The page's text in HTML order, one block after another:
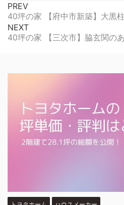
PREV
40坪の家 【府中市新築】大黒
NEXT
40坪の家 【三次市】脇玄関の